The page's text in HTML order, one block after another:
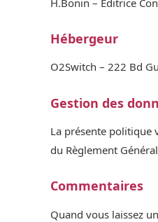
Hébergeur
O2Switch – 222 Bd
Gestion des
La présente politique
du Règlement
Commentaires
Quand vous laissez